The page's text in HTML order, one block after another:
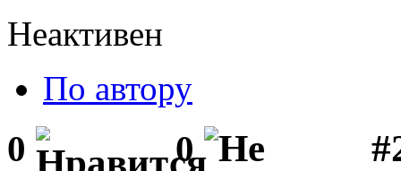
Неактивен
По автору
0 0